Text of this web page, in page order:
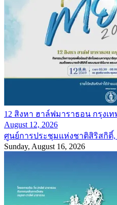
12 สิงหา ฮาล์ฟมาราธอน กรุงเท
August 12, 2026
ศูนย์การประชุมแห่งชาติสิริสกิติ์,
Sunday, August 16, 2026